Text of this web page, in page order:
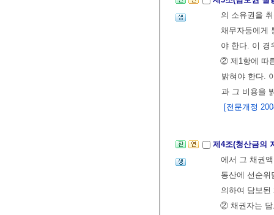
의 소유권을
채무자등에게
야 한다. 이 경
② 제1항에 따
밝혀야 한다.
과 그 비용을
[전문개정
제4조(청산금의
에서 그 채권
동산에 선순
의하여 담보된
② 채권자는 담